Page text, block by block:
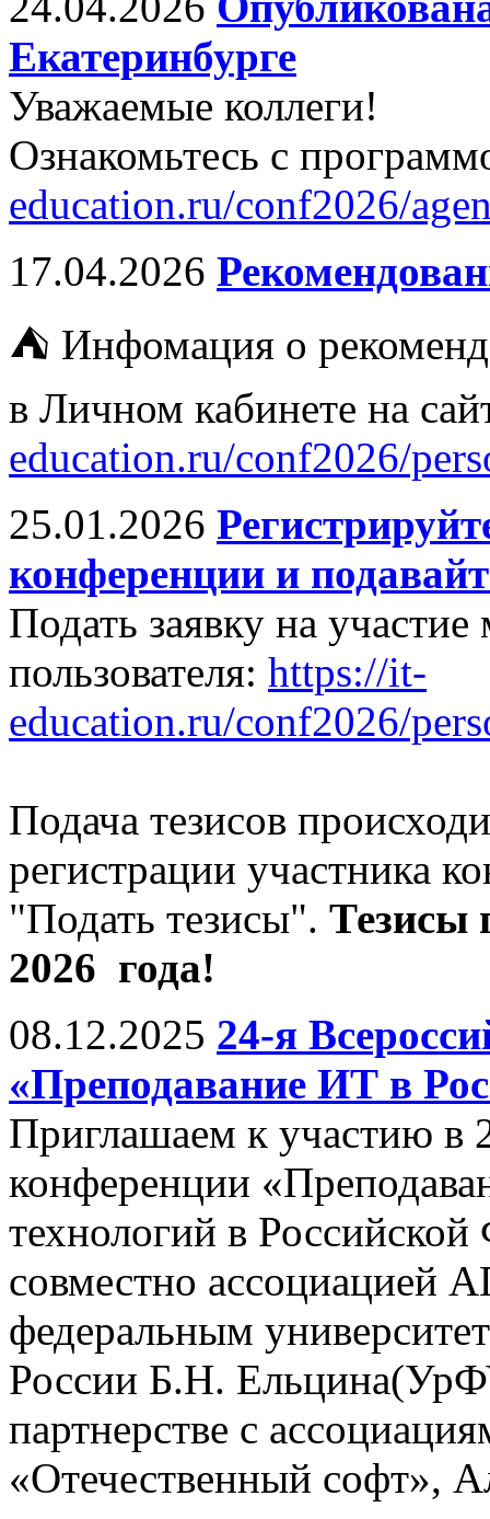
Екатеринбурге
Уважаемые коллеги!
Ознакомьтесь с
education.ru/conf2026/
17.04.2026
⛺ Инфомация о
в Личном кабинете на
education.ru/conf2026/
25.01.2026
конференции и
Подать заявку на
пользователя: https://it-
education.ru/conf2026/
Подача тезисов
регистрации участника
"Подать тезисы". Тезисы
2026 года!
08.12.2025 24-я
«Преподавание ИТ в
Приглашаем к участию в
конференции
технологий в
совместно ассоциацией
федеральным
России Б.Н.
партнерстве с
«Отечественный софт»,